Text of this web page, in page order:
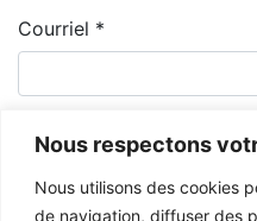
Nous respectons
Nous utilisons des cookies
de navigation, diffuser des
Courriel *